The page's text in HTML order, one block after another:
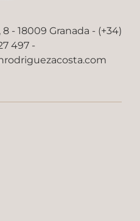
- 18009 Granada - (+34)
497 -